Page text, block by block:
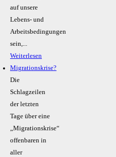
auf unsere
Lebens- und
Arbeitsbedingungen
sein,...
Weiterlesen
Migrationskrise?
Die
Schlagzeilen
der letzten
Tage über eine
„Migrationskrise“
offenbaren in
aller